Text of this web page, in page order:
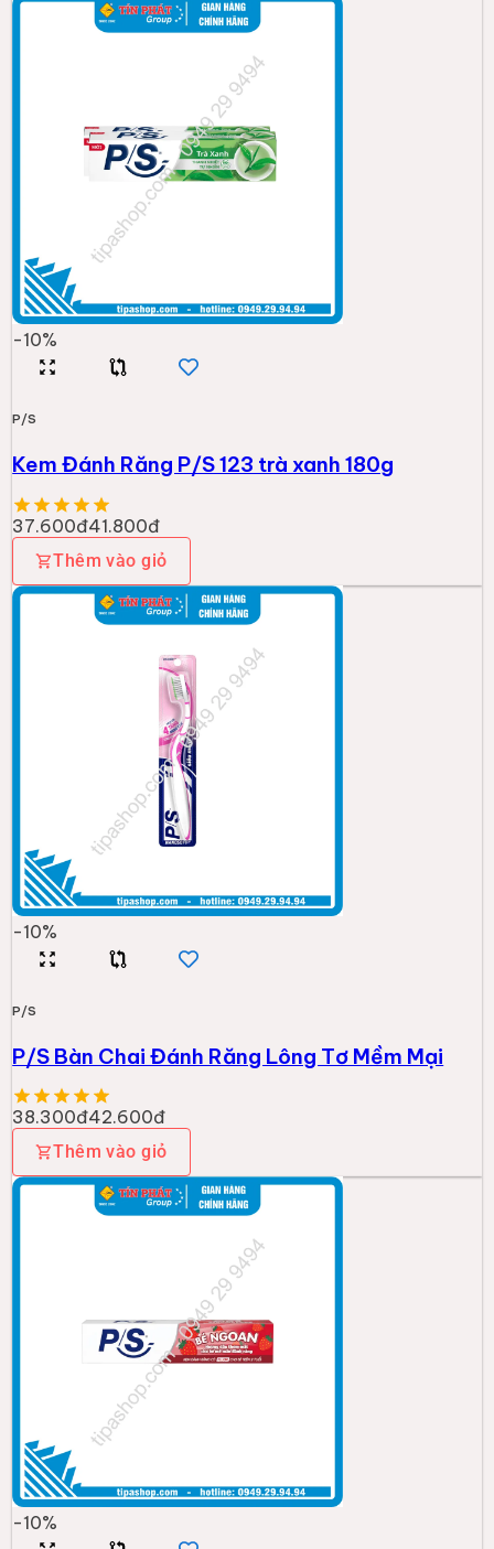
-10%
P/S
Kem Đánh Răng P/S 123 trà xanh 180g
37.600đ41.800đ
Thêm vào giỏ
-10%
P/S
P/S Bàn Chai Đánh Răng Lông Tơ Mềm Mại
38.300đ42.600đ
Thêm vào giỏ
-10%